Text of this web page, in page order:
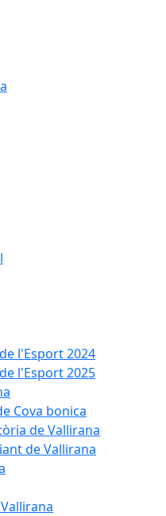
l'Esport 2024
l'Esport 2025
Cova bonica
de Vallirana
de Vallirana